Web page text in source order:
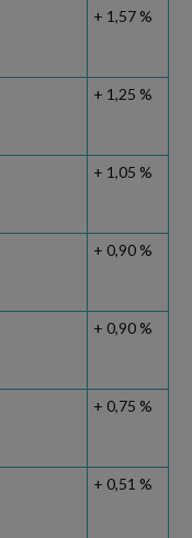
+ 1,57 %
+ 1,25 %
+ 1,05 %
+ 0,90 %
+ 0,90 %
+ 0,75 %
+ 0,51 %